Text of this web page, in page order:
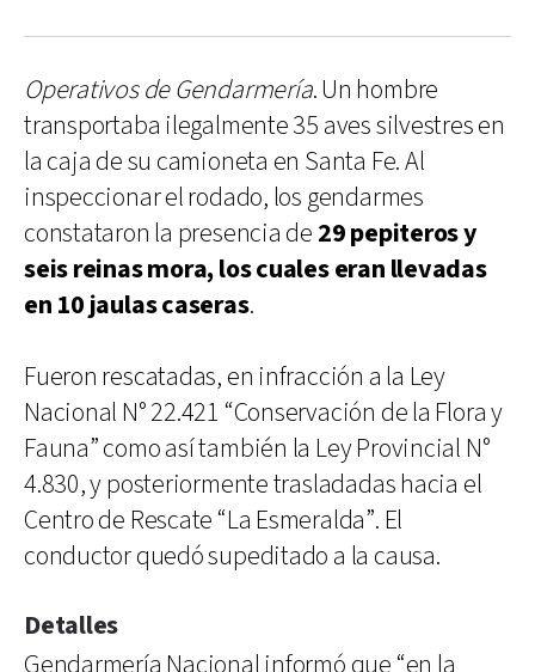
Operativos de Gendarmería. Un hombre
transportaba ilegalmente 35 aves silvestres en
la caja de su camioneta en Santa Fe. Al
inspeccionar el rodado, los gendarmes
constataron la presencia de 29 pepiteros y
seis reinas mora, los cuales eran llevadas
en 10 jaulas caseras.
Fueron rescatadas, en infracción a la Ley
Nacional N° 22.421 “Conservación de la Flora y
Fauna” como así también la Ley Provincial N°
4.830, y posteriormente trasladadas hacia el
Centro de Rescate “La Esmeralda”. El
conductor quedó supeditado a la causa.
Detalles
Gendarmería Nacional informó que “en la